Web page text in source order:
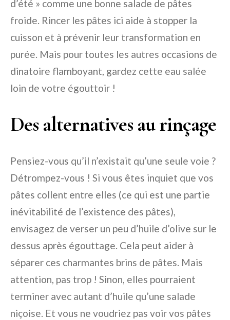
d’été » comme une bonne salade de pâtes
froide. Rincer les pâtes ici aide à stopper la
cuisson et à prévenir leur transformation en
purée. Mais pour toutes les autres occasions de
dinatoire flamboyant, gardez cette eau salée
loin de votre égouttoir !
Des alternatives au rinçage
Pensiez-vous qu’il n’existait qu’une seule voie ?
Détrompez-vous ! Si vous êtes inquiet que vos
pâtes collent entre elles (ce qui est une partie
inévitabilité de l’existence des pâtes),
envisagez de verser un peu d’huile d’olive sur le
dessus après égouttage. Cela peut aider à
séparer ces charmantes brins de pâtes. Mais
attention, pas trop ! Sinon, elles pourraient
terminer avec autant d’huile qu’une salade
niçoise. Et vous ne voudriez pas voir vos pâtes